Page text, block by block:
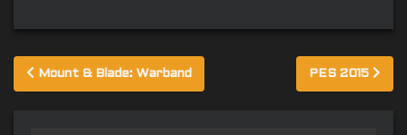
Yazı
gezinmesi
Mount & Blade: Warband PES 2015